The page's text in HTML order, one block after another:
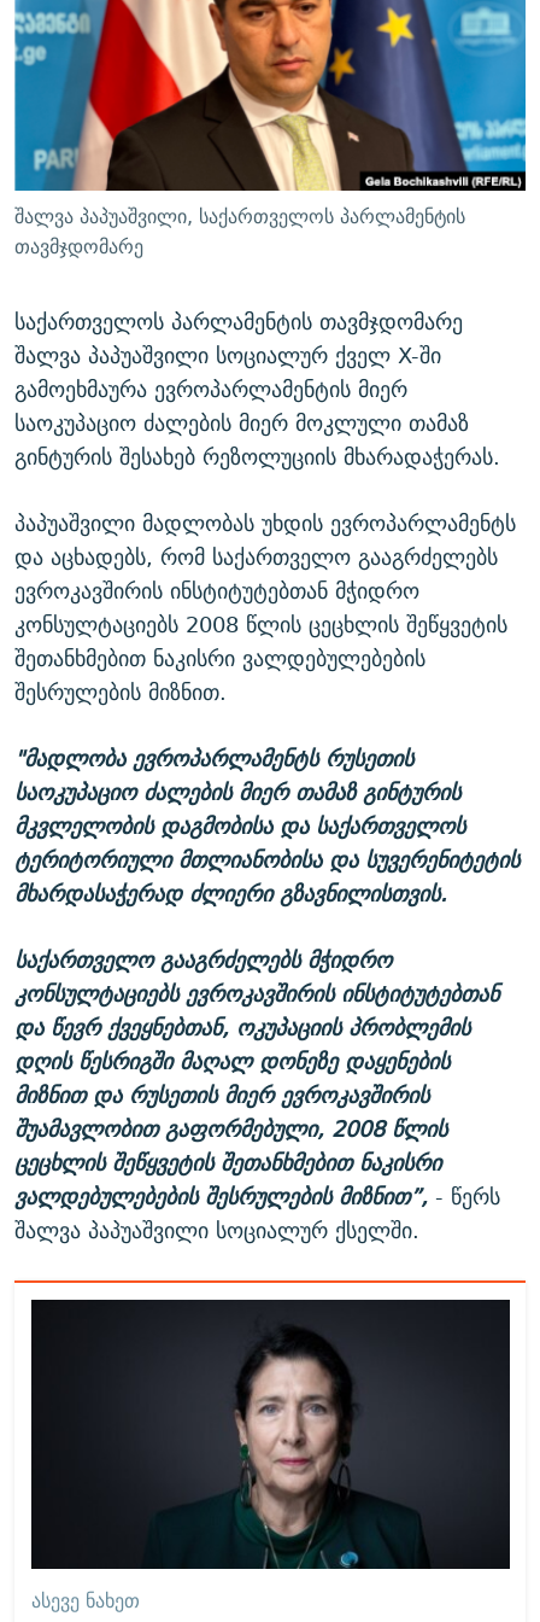
ᲛᲝᲚᲐᲞᲐᲠᲐᲙᲔ ᲢᲔᲥᲡᲢᲔᲑᲘ
ᲨᲘᲜ - ᲣᲪᲮᲝᲔᲗᲨᲘ
ᲚᲘᲢᲔᲠᲐᲢᲣᲠᲣᲚᲘ ᲬᲐᲮᲜᲐᲒᲔᲑᲘ
ᲐᲛᲔᲠᲘᲙᲣᲚᲘ ᲛᲝᲗᲮᲠᲝᲑᲐ
ᲘᲛᲞᲔᲠᲘᲐ ᲓᲐ ᲠᲐᲓᲘᲝ
ᲩᲔᲛᲘ ᲡᲘᲙᲕᲓᲘᲚᲘᲡ ᲛᲘᲖᲔᲖᲘᲐ COVID-19
11 ᲬᲔᲚᲘ - 11 ᲐᲛᲑᲐᲕᲘ
ᲡᲐᲞᲐᲠᲚᲐᲛᲔᲜᲢᲝ ᲐᲠᲩᲔᲕᲜᲔᲑᲘᲡ ᲘᲡᲢᲝᲠᲘᲐ
ᲑᲐᲕᲨᲕᲔᲑᲘ ᲞᲠᲝᲡᲢᲘᲢᲣᲪᲘᲐᲨᲘ - ᲐᲛᲝᲣᲗᲥᲛᲔᲚᲘ ᲐᲛᲑᲐᲕᲘ
5 ᲐᲛᲑᲐᲕᲘ - 20 ᲘᲕᲜᲘᲡᲡ ᲓᲐᲨᲐᲕᲔᲑᲣᲚᲔᲑᲘ
ᲐᲒᲕᲘᲡᲢᲝᲡ ᲝᲛᲘ
ᲒᲐᲛᲝᲘᲬᲔᲠᲔ
რთე/რთ-ის ყველა საიტი
შალვა პაპუაშვილი, საქართველოს პარლამენტის
თავმჯდომარე
საქართველოს პარლამენტის თავმჯდომარე
შალვა პაპუაშვილი სოციალურ ქველ X-ში
გამოეხმაურა ევროპარლამენტის მიერ
საოკუპაციო ძალების მიერ მოკლული თამაზ
გინტურის შესახებ რეზოლუციის მხარადაჭერას.
პაპუაშვილი მადლობას უხდის ევროპარლამენტს
და აცხადებს, რომ საქართველო გააგრძელებს
ევროკავშირის ინსტიტუტებთან მჭიდრო
კონსულტაციებს 2008 წლის ცეცხლის შეწყვეტის
შეთანხმებით ნაკისრი ვალდებულებების
შესრულების მიზნით.
"მადლობა ევროპარლამენტს რუსეთის
საოკუპაციო ძალების მიერ თამაზ გინტურის
მკვლელობის დაგმობისა და საქართველოს
ტერიტორიული მთლიანობისა და სუვერენიტეტის
მხარდასაჭერად ძლიერი გზავნილისთვის.
საქართველო გააგრძელებს მჭიდრო
კონსულტაციებს ევროკავშირის ინსტიტუტებთან
და წევრ ქვეყნებთან, ოკუპაციის პრობლემის
დღის წესრიგში მაღალ დონეზე დაყენების
მიზნით და რუსეთის მიერ ევროკავშირის
შუამავლობით გაფორმებული, 2008 წლის
ცეცხლის შეწყვეტის შეთანხმებით ნაკისრი
ვალდებულებების შესრულების მიზნით”,- წერს
შალვა პაპუაშვილი სოციალურ ქსელში.
ᲐᲡᲔᲕᲔ ᲜᲐᲮᲔᲗ